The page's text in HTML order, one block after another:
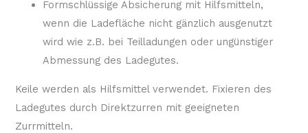
Formschlüssige Absicherung mit Hilfsmitteln,
wenn die Ladefläche nicht gänzlich ausgenutzt
wird wie z.B. bei Teilladungen oder ungünstiger
Abmessung des Ladegutes.
Keile werden als Hilfsmittel verwendet. Fixieren des
Ladegutes durch Direktzurren mit geeigneten
Zurrmitteln.